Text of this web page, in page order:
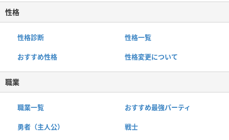
性格
性格診断 性格一覧
おすすめ性格 性格変更について
職業
職業一覧 おすすめ最強パーティ
勇者（主人公） 戦士